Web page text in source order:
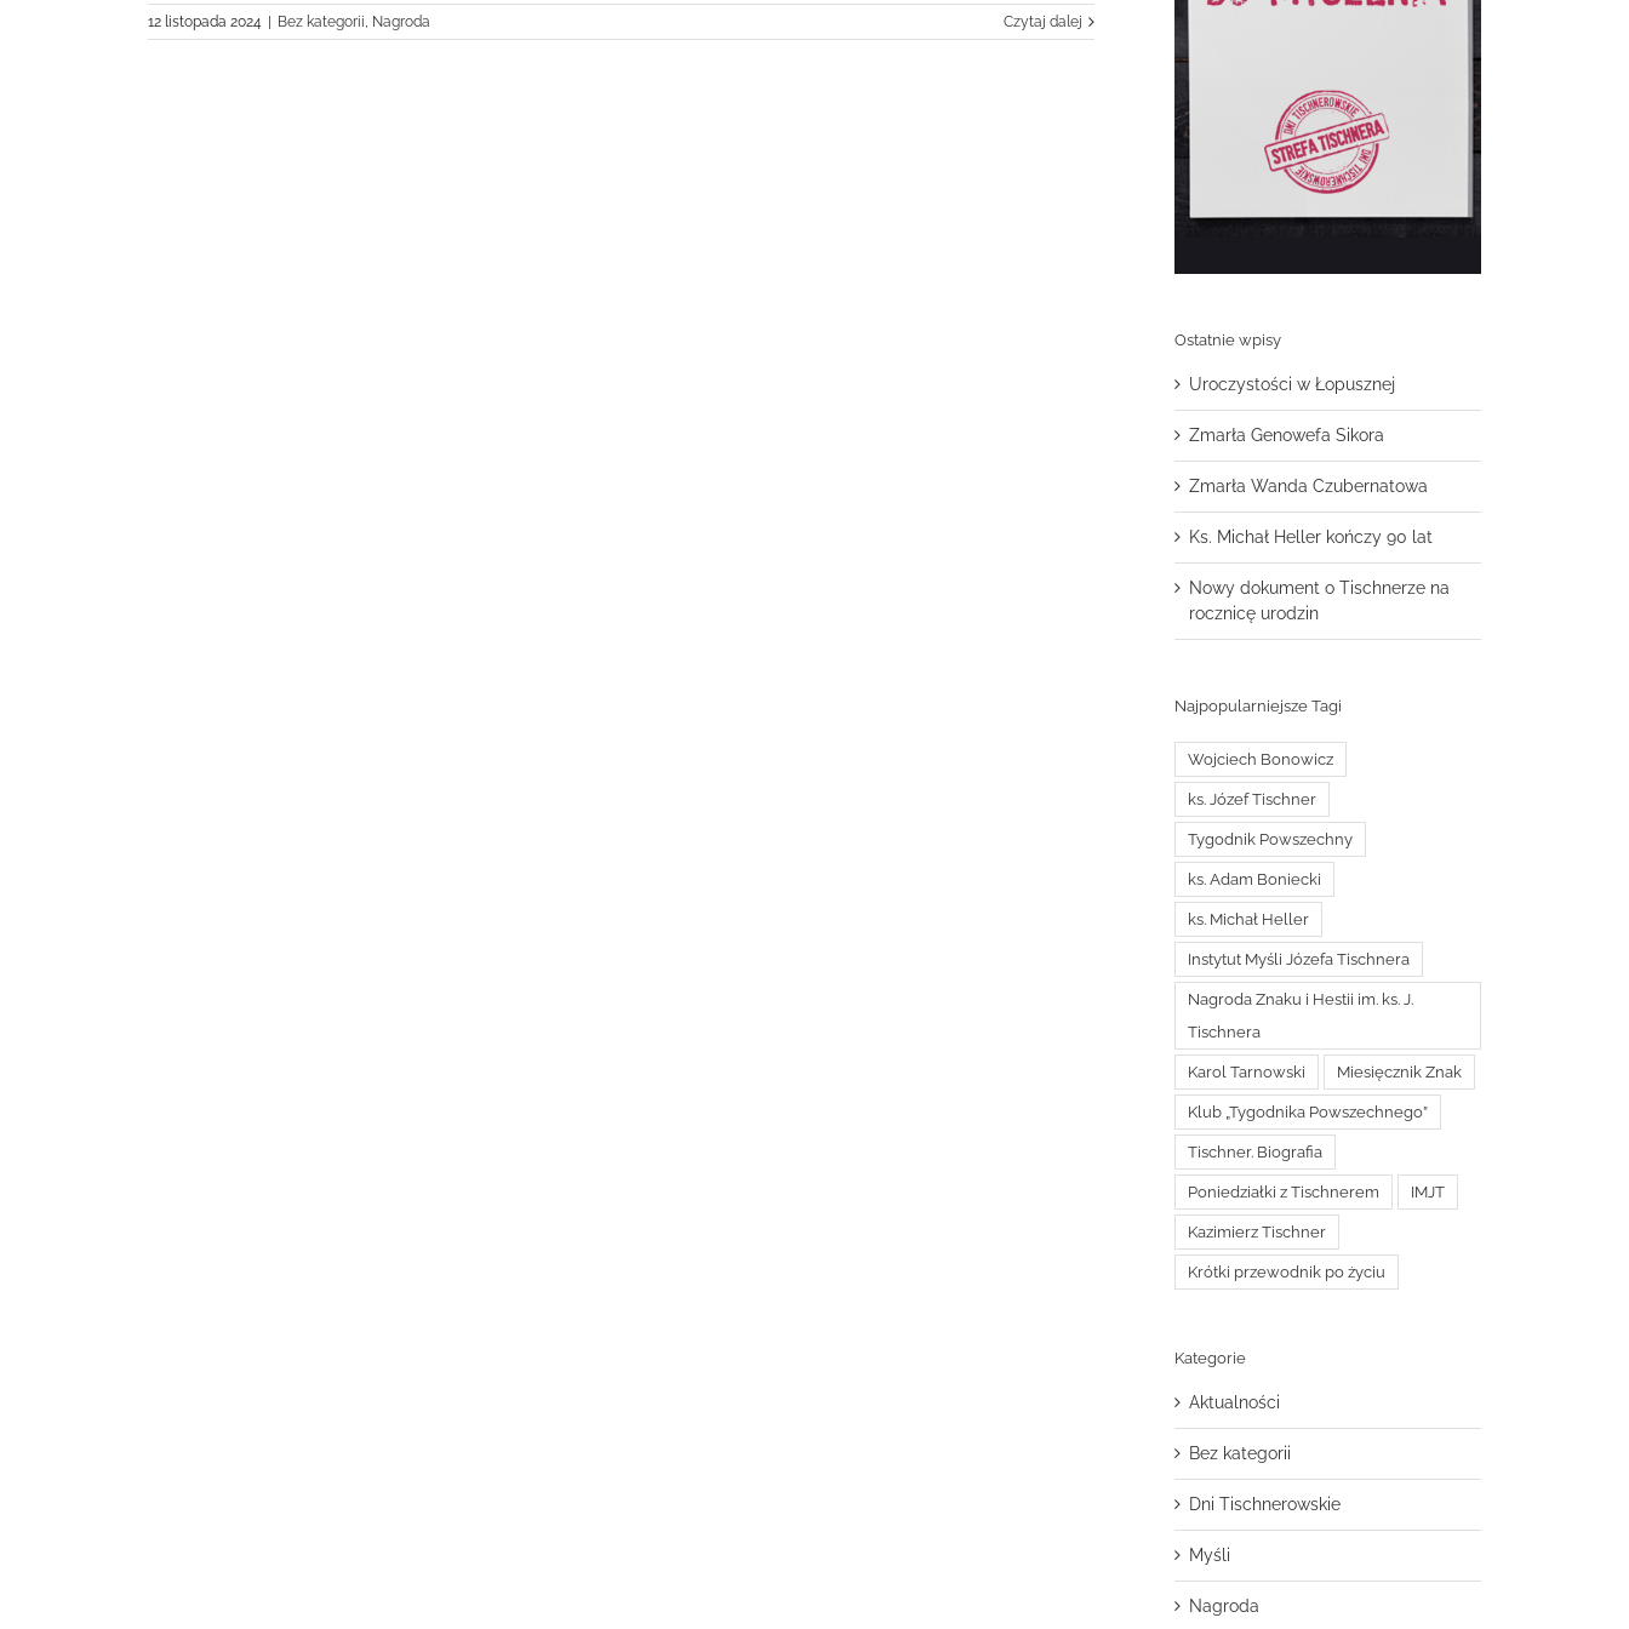
12 listopada 2024 Bez kategorii, Nagroda Czytaj dalej
Ostatnie wpisy
Uroczystości w Łopusznej
Zmarła Genowefa Sikora
Zmarła Wanda Czubernatowa
Ks. Michał Heller kończy 90 lat
Nowy dokument o Tischnerze na
rocznicę urodzin
Najpopularniejsze Tagi
Wojciech Bonowicz
ks. Józef Tischner
Tygodnik Powszechny
ks. Adam Boniecki
ks. Michał Heller
Instytut Myśli Józefa Tischnera
Nagroda Znaku i Hestii im. ks. J.
Tischnera
Karol Tarnowski Miesięcznik Znak
Klub „Tygodnika Powszechnego”
Tischner. Biografia
Poniedziałki z Tischnerem IMJT
Kazimierz Tischner
Krótki przewodnik po życiu
Kategorie
Aktualności
Bez kategorii
Dni Tischnerowskie
Myśli
Nagroda